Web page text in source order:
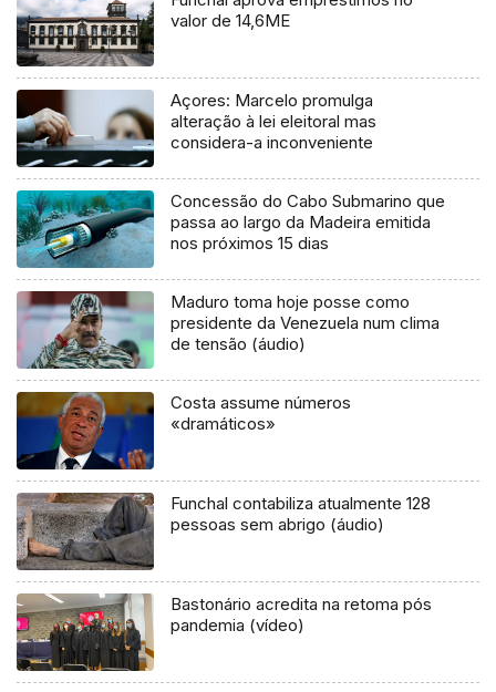
valor de 14,6ME
Açores: Marcelo promulga
alteração à lei eleitoral mas
considera-a inconveniente
Concessão do Cabo Submarino que
passa ao largo da Madeira emitida
nos próximos 15 dias
Maduro toma hoje posse como
presidente da Venezuela num clima
de tensão (áudio)
Costa assume números
«dramáticos»
Funchal contabiliza atualmente 128
pessoas sem abrigo (áudio)
Bastonário acredita na retoma pós
pandemia (vídeo)